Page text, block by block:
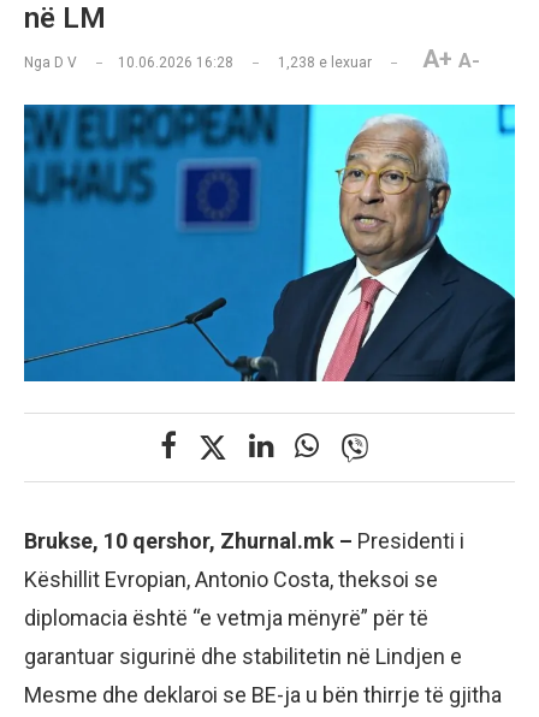
në LM
Nga D V 10.06.2026 16:28 1,238 e lexuar A+ A-
Brukse, 10 qershor, Zhurnal.mk – Presidenti i
Këshillit Evropian, Antonio Costa, theksoi se
diplomacia është “e vetmja mënyrë” për të
garantuar sigurinë dhe stabilitetin në Lindjen e
Mesme dhe deklaroi se BE-ja u bën thirrje të gjitha